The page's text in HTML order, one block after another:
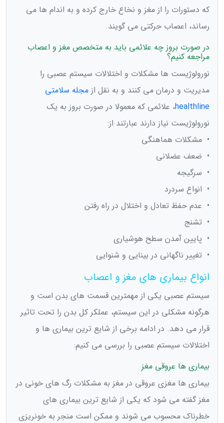
که دستورات را از مغز و نخاع خارج کرده و به اندام ها می
رساند، اعصاب حرکتی می گویند.
در صورت بروز چه علائمی باید به متخصص مغز و اعصاب
مراجعه کنیم؟
نورولوژیست ها مشکلات و اختلالات سیستم عصبی را
مدیریت و درمان می کنند و به نقل از مجله سلامتی
healthline، علائمی که معمولا در صورت بروز به یک
نورولوژیست نیاز دارند عبارتند از:
• مشکلات هماهنگی
• ضعف عضلانی
• سرگیجه
• انواع سردرد
• عدم حفظ تعادل و اختلال در راه رفتن
• تشنج
• پایین آمدن سطح هوشیاری
• تغییر ناگهانی در بینایی و شنوایی
انواع بیماری های مغز و اعصاب
سیستم عصبی یکی از مهمترین قسمت های بدن است و
هرگونه مشکلی در این سیستم، عملکر کل بدن را تحت تاثیر
قرار می دهد. در ادامه برخی از شایع ترین بیماری ها و
اختلالات سیستم عصبی را بررسی می کنیم:
بیماری ها عروقی مغز
بیماری ها مغزی عروقی در مغز به مشکلات رگ های خونی در
مغز گفته می شود که یکی از شایع ترین بیماری های
خطرناک محسوب می شوند و ممکن است منجر به خونریزی